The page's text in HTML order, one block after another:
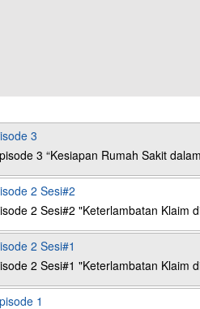
3
3 “Kesiapan Rumah Sakit
2 Sesi#2
2 Sesi#2 "Keterlambatan Klaim
2 Sesi#1
2 Sesi#1 "Keterlambatan Klaim
1